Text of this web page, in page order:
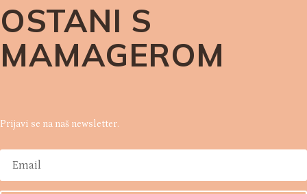
OSTANI S
MAMAGEROM
Prijavi se na naš newsletter.